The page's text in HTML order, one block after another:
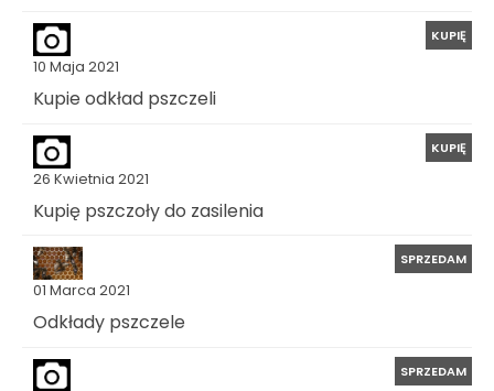
10 Maja 2021
KUPIĘ
Kupie odkład pszczeli
26 Kwietnia 2021
KUPIĘ
Kupię pszczoły do zasilenia
01 Marca 2021
SPRZEDAM
Odkłady pszczele
SPRZEDAM